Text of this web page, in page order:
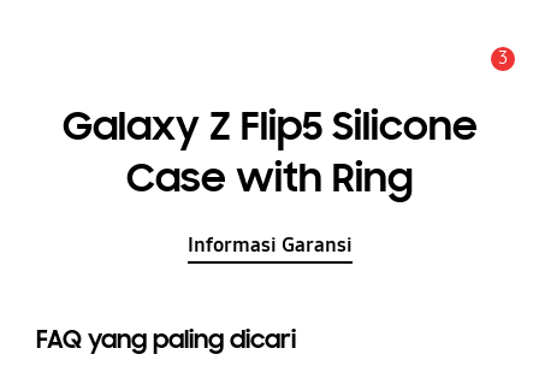
3
Galaxy Z Flip5 Silicone
Case with Ring
Informasi Garansi
FAQ yang paling dicari